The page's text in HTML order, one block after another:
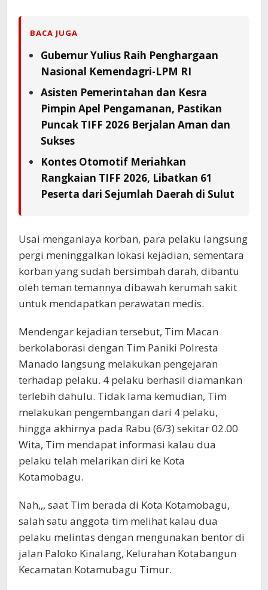
BACA JUGA
Gubernur Yulius Raih Penghargaan
Nasional Kemendagri-LPM RI
Asisten Pemerintahan dan Kesra
Pimpin Apel Pengamanan, Pastikan
Puncak TIFF 2026 Berjalan Aman dan
Sukses
Kontes Otomotif Meriahkan
Rangkaian TIFF 2026, Libatkan 61
Peserta dari Sejumlah Daerah di Sulut
Usai menganiaya korban, para pelaku langsung
pergi meninggalkan lokasi kejadian, sementara
korban yang sudah bersimbah darah, dibantu
oleh teman temannya dibawah kerumah sakit
untuk mendapatkan perawatan medis.
Mendengar kejadian tersebut, Tim Macan
berkolaborasi dengan Tim Paniki Polresta
Manado langsung melakukan pengejaran
terhadap pelaku. 4 pelaku berhasil diamankan
terlebih dahulu. Tidak lama kemudian, Tim
melakukan pengembangan dari 4 pelaku,
hingga akhirnya pada Rabu (6/3) sekitar 02.00
Wita, Tim mendapat informasi kalau dua
pelaku telah melarikan diri ke Kota
Kotamobagu.
Nah,,, saat Tim berada di Kota Kotamobagu,
salah satu anggota tim melihat kalau dua
pelaku melintas dengan mengunakan bentor di
jalan Paloko Kinalang, Kelurahan Kotabangun
Kecamatan Kotamubagu Timur.